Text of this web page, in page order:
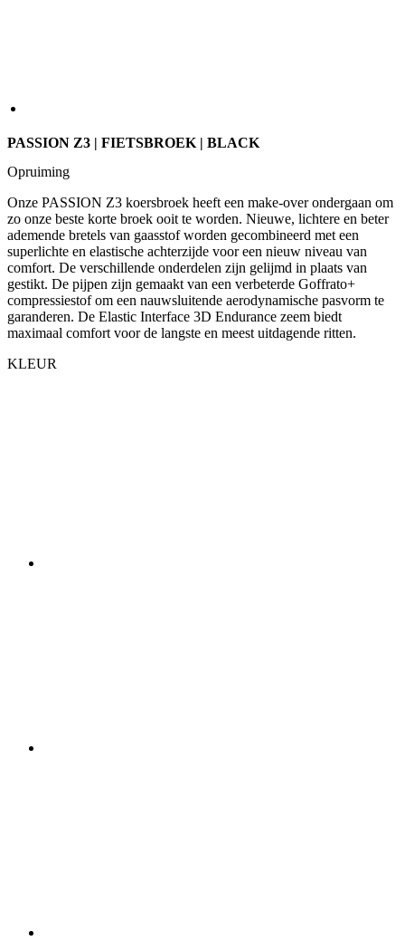
PASSION Z3 | FIETSBROEK | BLACK
Opruiming
Onze PASSION Z3 koersbroek heeft een make-over ondergaan om
zo onze beste korte broek ooit te worden. Nieuwe, lichtere en beter
ademende bretels van gaasstof worden gecombineerd met een
superlichte en elastische achterzijde voor een nieuw niveau van
comfort. De verschillende onderdelen zijn gelijmd in plaats van
gestikt. De pijpen zijn gemaakt van een verbeterde Goffrato+
compressiestof om een nauwsluitende aerodynamische pasvorm te
garanderen. De Elastic Interface 3D Endurance zeem biedt
maximaal comfort voor de langste en meest uitdagende ritten.
KLEUR